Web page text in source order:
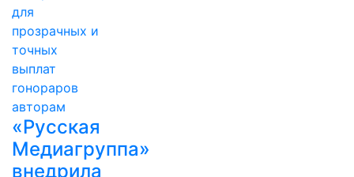
«Русская
Медиагруппа»
внедрила